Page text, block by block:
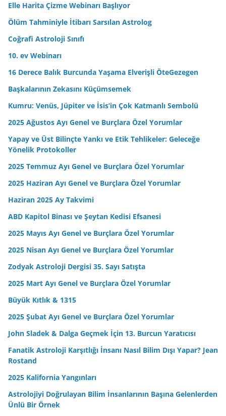
i
n
Elle Harita Çizme Webinarı Başlıyor
Ölüm Tahminiyle İtibarı Sarsılan Astrolog
Coğrafi Astroloji Sınıfı
10. ev Webinarı
16 Derece Balık Burcunda Yaşama Elverişli ÖteGezegen
Başkalarının Zekasını Küçümsemek
Kumru: Venüs, Jüpiter ve İsis’in Çok Katmanlı Sembolü
2025 Ağustos Ayı Genel ve Burçlara Özel Yorumlar
Yapay ve Üst Bilinçte Yankı ve Etik Tehlikeler: Geleceğe
Yönelik Protokoller
2025 Temmuz Ayı Genel ve Burçlara Özel Yorumlar
2025 Haziran Ayı Genel ve Burçlara Özel Yorumlar
Haziran 2025 Ay Takvimi
ABD Kapitol Binası ve Şeytan Kedisi Efsanesi
2025 Mayıs Ayı Genel ve Burçlara Özel Yorumlar
2025 Nisan Ayı Genel ve Burçlara Özel Yorumlar
Zodyak Astroloji Dergisi 35. Sayı Satışta
2025 Mart Ayı Genel ve Burçlara Özel Yorumlar
Büyük Kıtlık & 1315
2025 Şubat Ayı Genel ve Burçlara Özel Yorumlar
John Sladek & Dalga Geçmek İçin 13. Burcun Yaratıcısı
Fanatik Astroloji Karşıtlığı İnsanı Nasıl Bilim Dışı Yapar? Jean
Rostand
2025 Kalifornia Yangınları
Astrolojiyi Doğrulayan Bilim İnsanlarının Başına Gelenlerden
Ünlü Bir Örnek